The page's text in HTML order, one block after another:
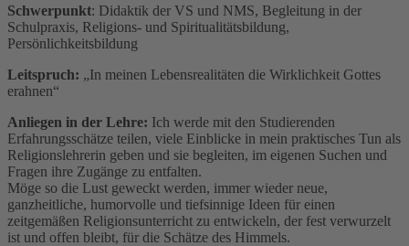
Schwerpunkt: Didaktik der VS und NMS, Begleitung in der
Schulpraxis, Religions- und Spiritualitätsbildung,
Persönlichkeitsbildung
Leitspruch: „In meinen Lebensrealitäten die Wirklichkeit Gottes
erahnen“
Anliegen in der Lehre: Ich werde mit den Studierenden
Erfahrungsschätze teilen, viele Einblicke in mein praktisches Tun als
Religionslehrerin geben und sie begleiten, im eigenen Suchen und
Fragen ihre Zugänge zu entfalten.
Möge so die Lust geweckt werden, immer wieder neue,
ganzheitliche, humorvolle und tiefsinnige Ideen für einen
zeitgemäßen Religionsunterricht zu entwickeln, der fest verwurzelt
ist und offen bleibt, für die Schätze des Himmels.